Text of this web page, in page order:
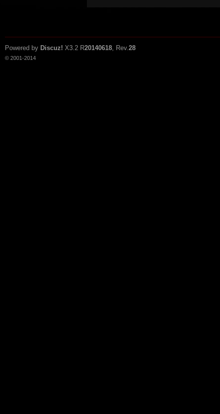
Powered by Discuz! X3.2 R20140618, Rev.28
© 2001-2014